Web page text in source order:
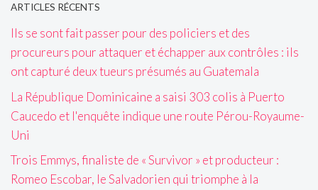
ARTICLES RÉCENTS
Ils se sont fait passer pour des policiers et des
procureurs pour attaquer et échapper aux contrôles : ils
ont capturé deux tueurs présumés au Guatemala
La République Dominicaine a saisi 303 colis à Puerto
Caucedo et l'enquête indique une route Pérou-Royaume-
Uni
Trois Emmys, finaliste de « Survivor » et producteur :
Romeo Escobar, le Salvadorien qui triomphe à la